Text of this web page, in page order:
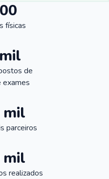
físicas
de
exames
mil
parceiros
mil
realizados